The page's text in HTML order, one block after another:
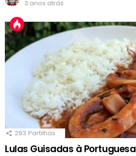
3 anos atrás
293 Partilhas
Lulas Guisadas à Portuguesa